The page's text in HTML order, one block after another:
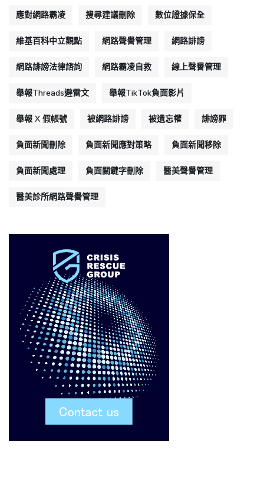
應對網路霸凌 搜尋建議刪除 數位證據保全
維基百科中立觀點 網路聲譽管理 網路誹謗
網路誹謗法律諮詢 網路霸凌自救 線上聲譽管理
舉報Threads避雷文 舉報TikTok負面影片
舉報 X 假帳號 被網路誹謗 被遺忘權 誹謗罪
負面新聞刪除 負面新聞應對策略 負面新聞移除
負面新聞處理 負面關鍵字刪除 醫美聲譽管理
醫美診所網路聲譽管理